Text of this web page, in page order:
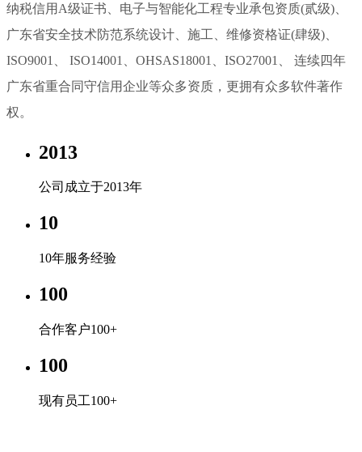
纳税信用A级证书、电子与智能化工程专业承包资质(贰级)、
广东省安全技术防范系统设计、施工、维修资格证(肆级)、
ISO9001、 ISO14001、OHSAS18001、ISO27001、 连续四年
广东省重合同守信用企业等众多资质，更拥有众多软件著作
权。
2013
公司成立于2013年
10
10年服务经验
100
合作客户100+
100
现有员工100+